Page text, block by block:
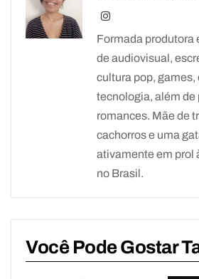
Formada produtora
de audiovisual,
cultura pop, games,
tecnologia, além de
romances. Mãe de
cachorros e uma
ativamente em prol
no Brasil.
Você Pode Gostar